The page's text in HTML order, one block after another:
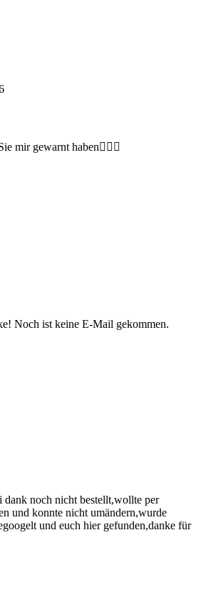
mir gewarnt haben👍🏼😘
Noch ist keine E-Mail gekommen.
dank noch nicht bestellt,wollte per
und konnte nicht umändern,wurde
und euch hier gefunden,danke für